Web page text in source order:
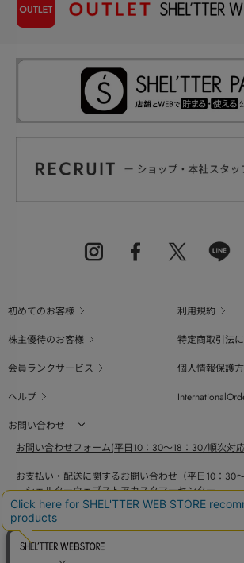
初めてのお客様
利用規約
株主優待のお客様
特定商取引法
会員ランクサービス
個人情報保護
ヘルプ
お問い合わせ
お問い合わせフォーム(平日10：30～18：30/順次対
お支払い・配送に関するお問い合わせ（平日10：30～
シェルターウェブストアカスタマーセンター
0800-123-6820
商品の素材、サイズ、仕様等に関するお問い合せ（
バロックジャパンリミテッドコールセンター
03-6730-9191